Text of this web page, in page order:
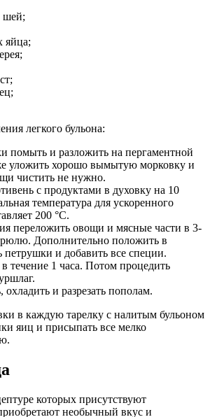
шей;
яйца;
легкого бульона:
помыть и разложить на пергаментной
уложить хорошо вымытую морковку и
чистить не нужно.
с продуктами в духовку на 10
температура для ускоренного
200 °С.
переложить овощи и мясные части в 3-
Дополнительно положить в
петрушки и добавить все специи.
течение 1 часа. Потом процедить
охладить и разрезать пополам.
в каждую тарелку с налитым бульоном
яиц и присыпать все мелко
которых присутствуют
необычный вкус и